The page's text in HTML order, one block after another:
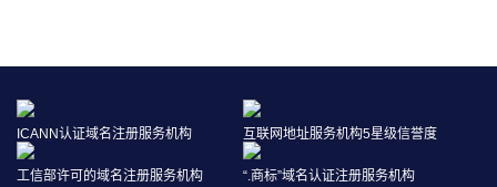
ICANN认证域名注册服务机构 互联网地址服务机构5星级信誉度
工信部许可的域名注册服务机构 “.商标”域名认证注册服务机构